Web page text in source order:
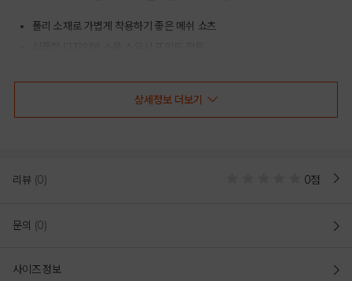
폴리 소재로 가볍게 착용하기 좋은 메쉬 쇼츠
COLOR
상세정보 더보기
리뷰 (0) 0점
문의 (0)
사이즈 정보